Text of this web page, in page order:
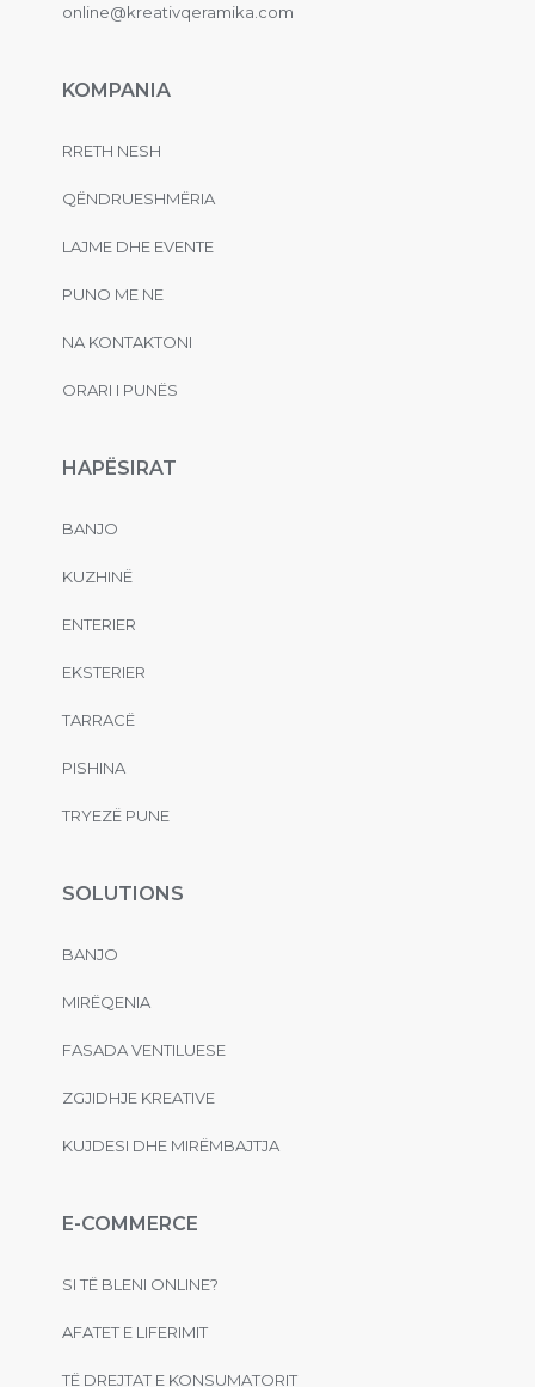
online@kreativqeramika.com
KOMPANIA
RRETH NESH
QËNDRUESHMËRIA
LAJME DHE EVENTE
PUNO ME NE
NA KONTAKTONI
ORARI I PUNËS
HAPËSIRAT
BANJO
KUZHINË
ENTERIER
EKSTERIER
TARRACË
PISHINA
TRYEZË PUNE
SOLUTIONS
BANJO
MIRËQENIA
FASADA VENTILUESE
ZGJIDHJE KREATIVE
KUJDESI DHE MIRËMBAJTJA
E-COMMERCE
SI TË BLENI ONLINE?
AFATET E LIFERIMIT
TË DREJTAT E KONSUMATORIT